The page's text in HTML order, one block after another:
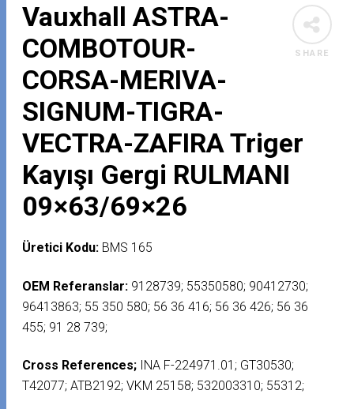
SHARE
Vauxhall ASTRA-
COMBOTOUR-
CORSA-MERIVA-
SIGNUM-TIGRA-
VECTRA-ZAFIRA Triger
Kayışı Gergi RULMANI
09×63/69×26
Üretici Kodu: BMS 165
OEM Referanslar: 9128739; 55350580; 90412730;
96413863; 55 350 580; 56 36 416; 56 36 426; 56 36
455; 91 28 739;
Cross References; INA F-224971.01; GT30530;
T42077; ATB2192; VKM 25158; 532003310; 55312;